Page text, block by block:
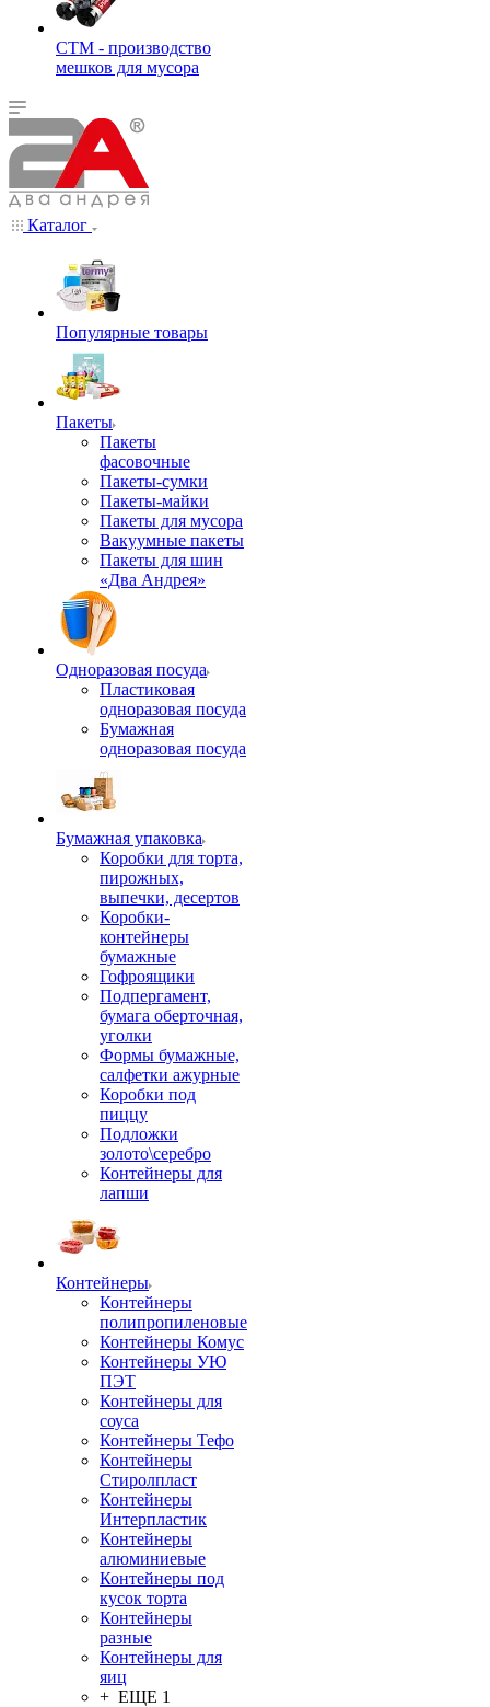
СТМ - производство
мешков для мусора
Каталог
Популярные товары
Пакеты
Пакеты
фасовочные
Пакеты-сумки
Пакеты-майки
Пакеты для мусора
Вакуумные пакеты
Пакеты для шин
«Два Андрея»
Одноразовая посуда
Пластиковая
одноразовая посуда
Бумажная
одноразовая посуда
Бумажная упаковка
Коробки для торта,
пирожных,
выпечки, десертов
Коробки-
контейнеры
бумажные
Гофроящики
Подпергамент,
бумага оберточная,
уголки
Формы бумажные,
салфетки ажурные
Коробки под
пиццу
Подложки
золото\серебро
Контейнеры для
лапши
Контейнеры
Контейнеры
полипропиленовые
Контейнеры Комус
Контейнеры УЮ
ПЭТ
Контейнеры для
соуса
Контейнеры Тефо
Контейнеры
Стиролпласт
Контейнеры
Интерпластик
Контейнеры
алюминиевые
Контейнеры под
кусок торта
Контейнеры
разные
Контейнеры для
яиц
+ ЕЩЕ 1